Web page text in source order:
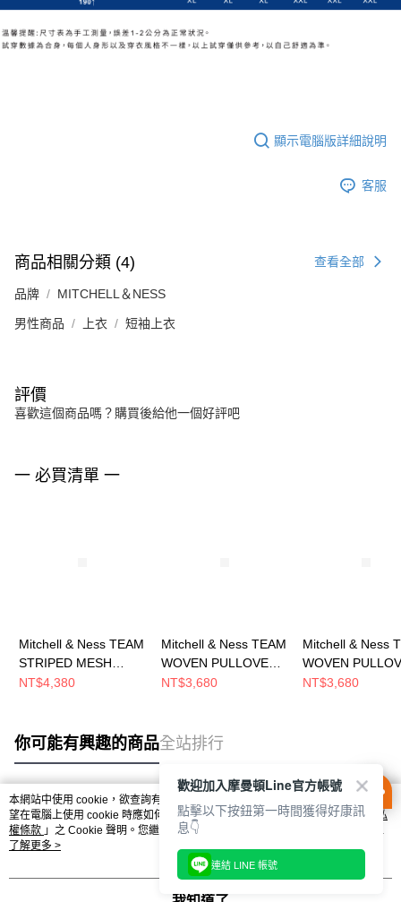
顯示電腦版詳細說明
客服
商品相關分類 (4) 查看全部
品牌 MITCHELL＆NESS
男性商品 上衣 短袖上衣
評價
喜歡這個商品嗎？購買後給他一個好評吧
一 必買清單 一
Mitchell & Ness TEAM
STRIPED MESH
BASEBALL JERSEY
NT$4,380
Mitchell & Ness TEAM
WOVEN PULLOVER
JACKET 男 短袖上衣
NT$3,680
Mitchell & Ness
WOVEN
JACKET 男 短袖
NT$3,680
你可能有興趣的商品全站排行
熱門標籤
本網站中使用 cookie，欲查詢有關本網站使用 cookie 方式之詳情，及若您不希
望在電腦上使用 cookie 時應如何變更電腦的 cookie 設定，請參閱本網站「
隱私
權條款 」之 Cookie 聲明。您繼續使用本網站即表示您同意本公司得按本網站使
用條款之 Cookie 聲明使用 cookie。
了解更多 >
歡迎加入摩曼頓Line官方帳號
點擊以下按鈕第一時間獲得好康訊
息👇
連結 LINE 帳號